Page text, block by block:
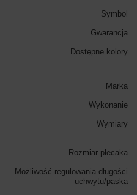
Symbol
Gwarancja
Dostępne kolory
Marka
Wykonanie
Wymiary
Rozmiar plecaka
Możliwość regulowania długości
uchwytu/paska